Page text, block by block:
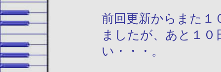
前回更新からまた１
ましたが、あと１
い・・・。